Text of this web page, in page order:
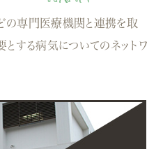
の専門医療機関と連携を取
する病気についてのネットワ